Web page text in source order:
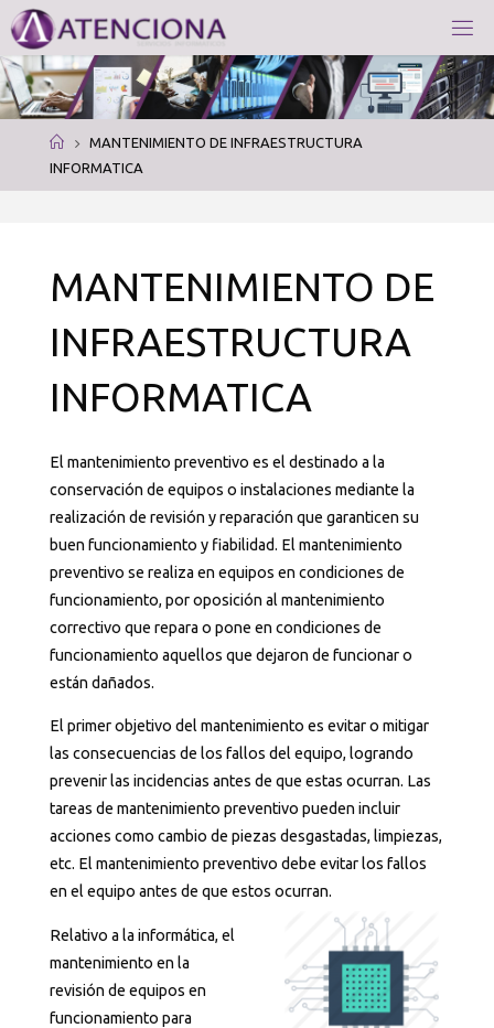
Saltar
contenido
TE
NCI
ON
AS
O
I
N F
O R
A
OS
Página
de
Inicio
MANTENIMIENTO DE INFRAESTRUCTURA
INFORMATICA
MANTENIMIENTO DE
INFRAESTRUCTURA
INFORMATICA
El mantenimiento preventivo es el destinado a la
conservación de equipos o instalaciones mediante la
realización de revisión y reparación que garanticen su
buen funcionamiento y fiabilidad. El mantenimiento
preventivo se realiza en equipos en condiciones de
funcionamiento, por oposición al mantenimiento
correctivo que repara o pone en condiciones de
funcionamiento aquellos que dejaron de funcionar o
están dañados.
El primer objetivo del mantenimiento es evitar o mitigar
las consecuencias de los fallos del equipo, logrando
prevenir las incidencias antes de que estas ocurran. Las
tareas de mantenimiento preventivo pueden incluir
acciones como cambio de piezas desgastadas, limpiezas,
etc. El mantenimiento preventivo debe evitar los fallos
en el equipo antes de que estos ocurran.
Relativo a la informática, el
mantenimiento en la
revisión de equipos en
funcionamiento para